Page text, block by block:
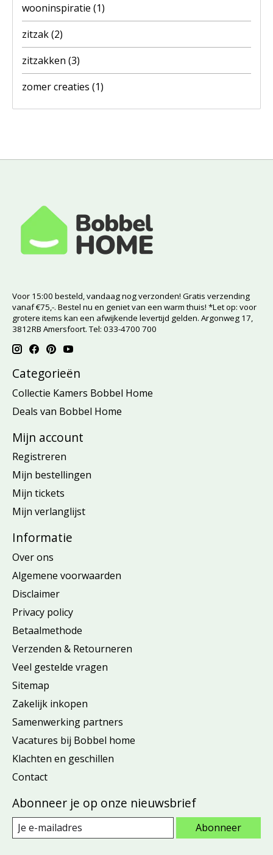
wooninspiratie (1)
zitzak(2)
zitzakken (3)
zomer creaties (1)
Voor 15:00 besteld, vandaag nog verzonden! Gratis verzending
vanaf €75,-. Bestel nu en geniet van een warm thuis! *Let op: voor
grotere items kan een afwijkende levertijd gelden. Argonweg 17,
3812RB Amersfoort. Tel: 033-4700 700
Categorieën
Collectie Kamers Bobbel Home
Deals van Bobbel Home
Mijn account
Registreren
Mijn bestellingen
Mijn tickets
Mijn verlanglijst
Informatie
Over ons
Algemene voorwaarden
Disclaimer
Privacy policy
Betaalmethode
Verzenden & Retourneren
Veel gestelde vragen
Sitemap
Zakelijk inkopen
Samenwerking partners
Vacatures bij Bobbel home
Klachten en geschillen
Contact
Abonneer je op onze nieuwsbrief
Abonneer